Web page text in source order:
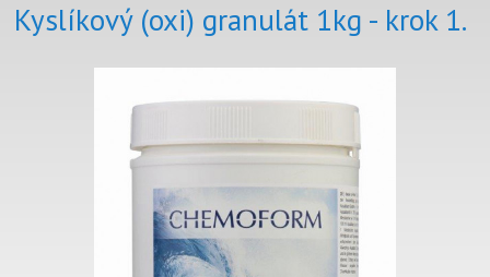
Kyslíkový (oxi) granulát 1kg - krok 1.